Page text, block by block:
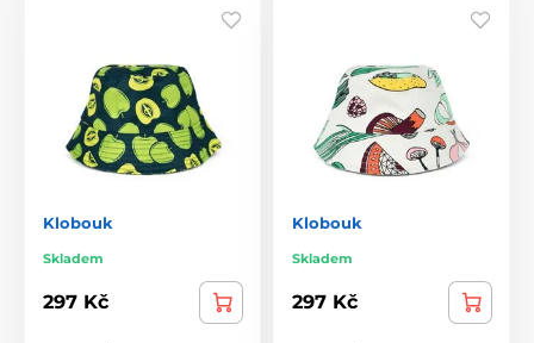
Klobouk
Skladem
297 Kč
Klobouk
Skladem
297 Kč